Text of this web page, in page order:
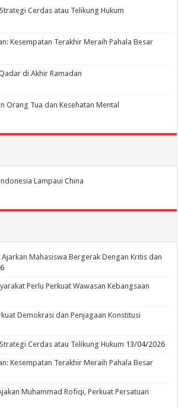
Cerdas atau Telikung Hukum
Kesempatan Terakhir Meraih Pahala Besar
di Akhir Ramadan
Orang Tua dan Kesehatan Mental
Lampaui China
Mahasiswa Bergerak Dengan Kritis dan
Perlu Perkuat Wawasan Kebangsaan
Demokrasi dan Penjagaan Konstitusi
Cerdas atau Telikung Hukum 13/04/2026
Kesempatan Terakhir Meraih Pahala Besar
Muhammad Rofiqi, Perkuat Persatuan